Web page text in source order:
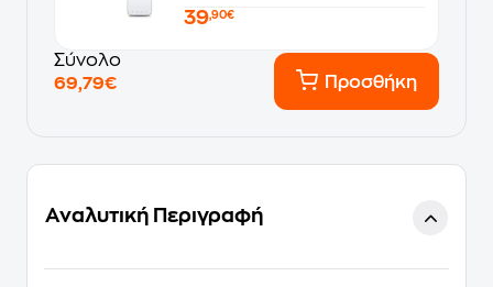
39,90€
Σύνολο
69,79€
Προσθήκη
Αναλυτική Περιγραφή